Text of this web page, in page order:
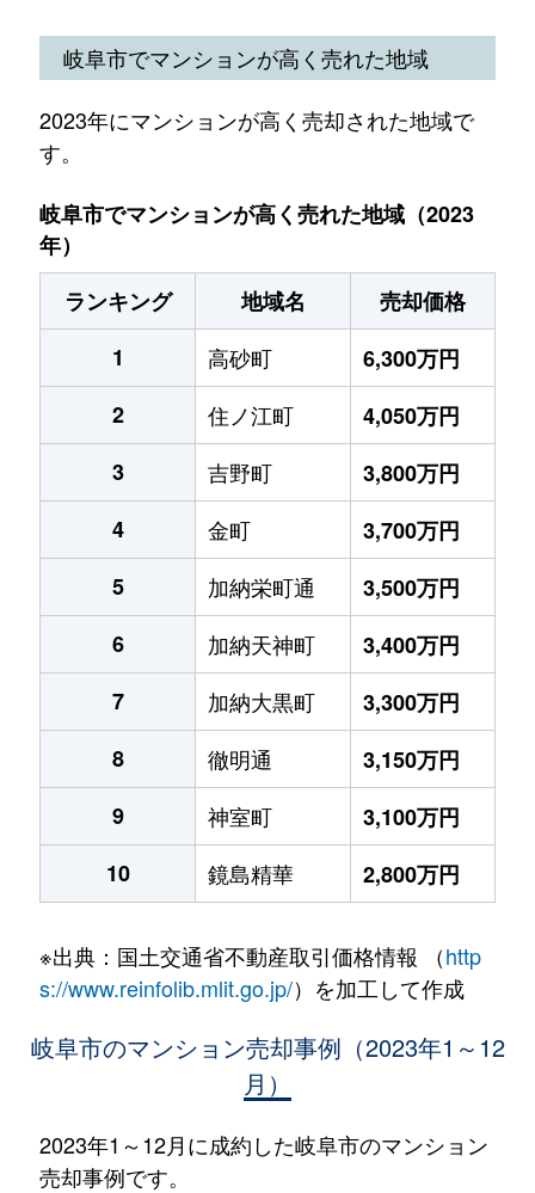
岐阜市でマンションが高く売れた地域
2023年にマンションが高く売却された地域で
す。
岐阜市でマンションが高く売れた地域（2023
年）
ランキング
地域名
売却価格
1
高砂町
6,300万円
2
住ノ江町
4,050万円
3
吉野町
3,800万円
4
金町
3,700万円
5
加納栄町通
3,500万円
6
加納天神町
3,400万円
7
加納大黒町
3,300万円
8
徹明通
3,150万円
9
神室町
3,100万円
10
鏡島精華 2,800万円
※出典：国土交通省不動産取引価格情報 （http
s://www.reinfolib.mlit.go.jp/）を加工して作成
岐阜市のマンション売却事例（2023年1～12
月）
2023年1～12月に成約した岐阜市のマンション
売却事例です。